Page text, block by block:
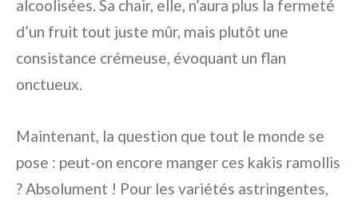
alcoolisées. Sa chair, elle, n’aura plus la fermeté
d’un fruit tout juste mûr, mais plutôt une
consistance crémeuse, évoquant un flan
onctueux.
Maintenant, la question que tout le monde se
pose : peut-on encore manger ces kakis ramollis
? Absolument ! Pour les variétés astringentes,